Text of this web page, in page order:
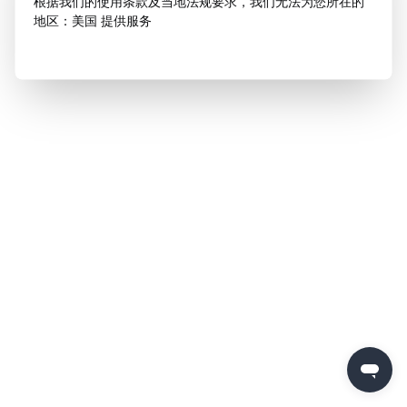
地区：美国 提供服务